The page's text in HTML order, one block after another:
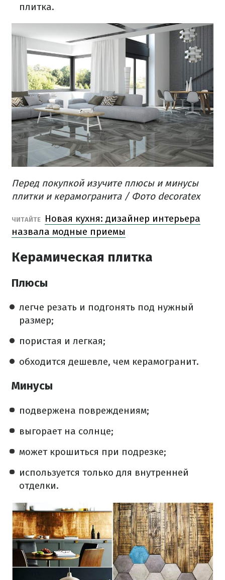
плитка.
Перед покупкой изучите плюсы и минусы
плитки и керамогранита / Фото decoratex
ЧИТАЙТЕ
Новая кухня: дизайнер интерьера
назвала модные приемы
Керамическая плитка
Плюсы
легче резать и подгонять под нужный
размер;
пористая и легкая;
обходится дешевле, чем керамогранит.
Минусы
подвержена повреждениям;
выгорает на солнце;
может крошиться при подрезке;
используется только для внутренней
отделки.